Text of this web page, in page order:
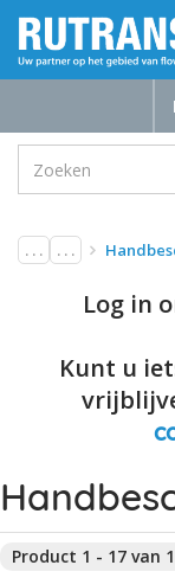
. . . . . .
Log in
Kunt u
Product 1 - 17 van